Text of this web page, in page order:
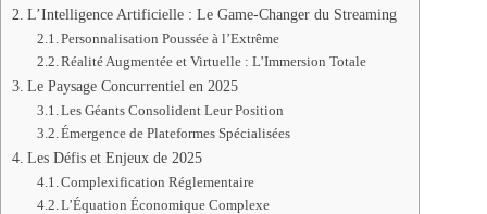
L’Intelligence Artificielle : Le Game-Changer du Streaming
Personnalisation Poussée à l’Extrême
Réalité Augmentée et Virtuelle : L’Immersion Totale
Le Paysage Concurrentiel en 2025
Les Géants Consolident Leur Position
Émergence de Plateformes Spécialisées
Les Défis et Enjeux de 2025
Complexification Réglementaire
L’Équation Économique Complexe